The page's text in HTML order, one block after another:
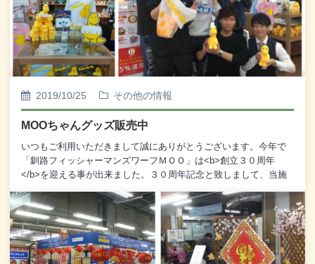
2019/10/25 その他の情報
MOOちゃんグッズ販売中
いつもご利用いただきまして誠にありがとうございます。今年で
「釧路フィッシャーマンズワーフＭＯＯ」は<b>創立３０周年
</b>を迎える事が出来ました。３０周年記念と致しまして、当施
いたしました。ここでしか取り扱いがない限定商品で、ネット販
売などもしておりません。お客様から好評で<b>「こんなに可愛い
ぬいぐるみ見たことがない！」「孫へのプレゼントにする」</b>
などのお声をいただいております。こちらの商品は<b>１Ｆ ＭＯ
Ｏガイド（総合案内所）</b>で取り扱っておりますので、釧路フ